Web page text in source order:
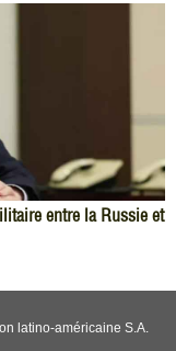
entre la Russie et
latino-américaine S.A.